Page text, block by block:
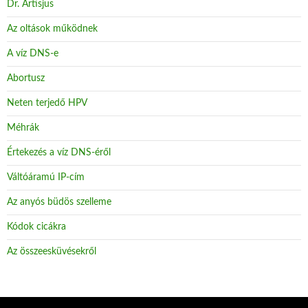
Dr. Artisjus
Az oltások működnek
A víz DNS-e
Abortusz
Neten terjedő HPV
Méhrák
Értekezés a víz DNS-éről
Váltóáramú IP-cím
Az anyós büdös szelleme
Kódok cicákra
Az összeesküvésekről